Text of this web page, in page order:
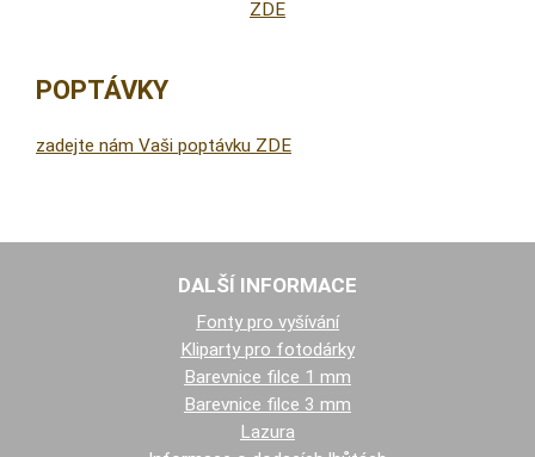
ZDE
POPTÁVKY
zadejte nám Vaši poptávku ZDE
DALŠÍ INFORMACE
Fonty pro vyšívání
Kliparty pro fotodárky
Barevnice filce 1 mm
Barevnice filce 3 mm
Lazura